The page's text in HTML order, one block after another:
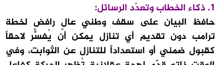
1. ذكاء الخطاب وتعدّد الرسائل:
حافظ البيان على سقف وطني عالٍ رافضٍ لخطة
ترامب دون تقديم أي تنازل يمكن أن يُفسَّر لاحقاً
كقبول ضمني أو استعداداً للتنازل عن الثوابت، وفي